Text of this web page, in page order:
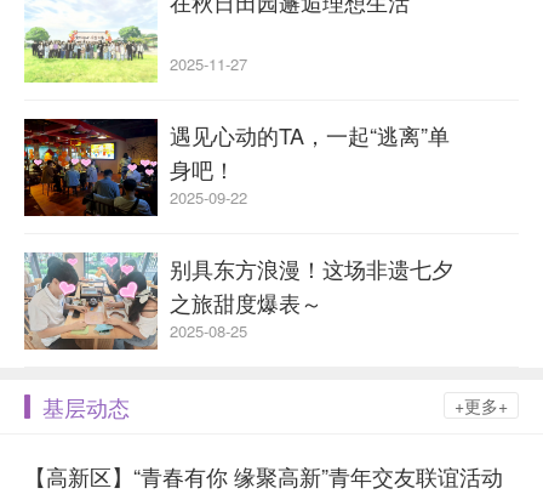
2025-11-27
遇见心动的TA，一起“逃离”单
身吧！
2025-09-22
别具东方浪漫！这场非遗七夕
之旅甜度爆表～
2025-08-25
基层动态 +更多+
【高新区】“青春有你 缘聚高新”青年交友联谊活动